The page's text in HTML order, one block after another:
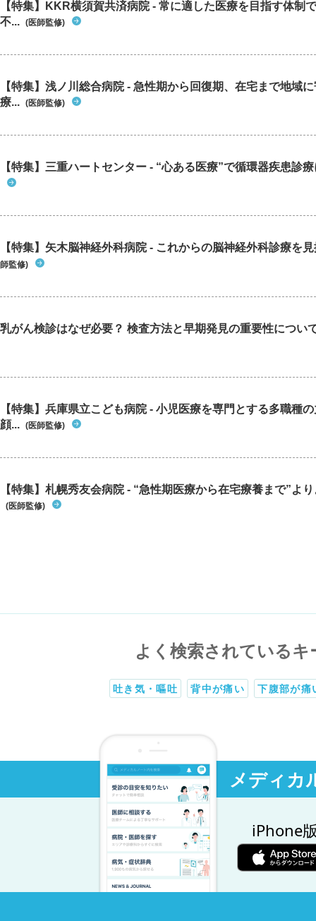
【特集】KKR横須賀共済病院 - 常に適した医療を目指す体制
不... (医師監修)
【特集】浅ノ川総合病院 - 急性期から回復期、在宅まで地域
療... (医師監修)
【特集】三重ハートセンター - “心ある医療”で循環器疾患診
【特集】矢木脳神経外科病院 - これからの脳神経外科診療を
師監修)
乳がん検診はなぜ必要？ 検査方法と早期発見の重要性につい
【特集】兵庫県立こども病院 - 小児医療を専門とする多職種
顔... (医師監修)
【特集】札幌秀友会病院 - “急性期医療から在宅療養まで”よ
(医師監修)
よく検索されているキ
吐き気・嘔吐 背中が痛い 下腹部が痛
メディカ
iPhone